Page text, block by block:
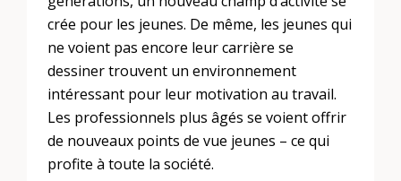
crée pour les jeunes. De même, les jeunes qui
ne voient pas encore leur carrière se
dessiner trouvent un environnement
intéressant pour leur motivation au travail.
Les professionnels plus âgés se voient offrir
de nouveaux points de vue jeunes – ce qui
profite à toute la société.